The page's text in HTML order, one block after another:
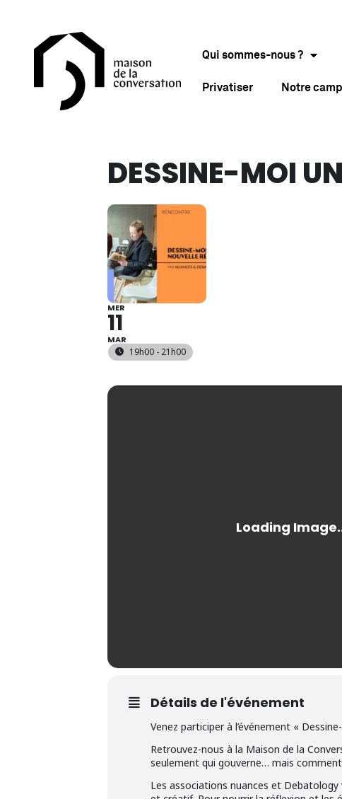
Qui sommes-nous ?
Privatiser Notre
DESSINE-MOI
MER
11
MAR
19h00 - 21h00
Détails de l'événement
Venez participer à l’événement «
Retrouvez-nous à la Maison de la
seulement qui gouverne… mais
Les associations nuances et